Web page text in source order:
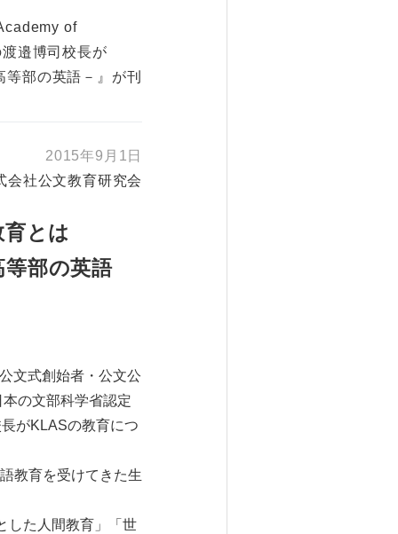
of
邉博司校長が
部の英語－』が刊
2015年9月1日
会社公文教育研究会
とは
等部の英語
文式創始者・公文公
の文部科学省認定
がKLASの教育につ
教育を受けてきた生
した人間教育」「世